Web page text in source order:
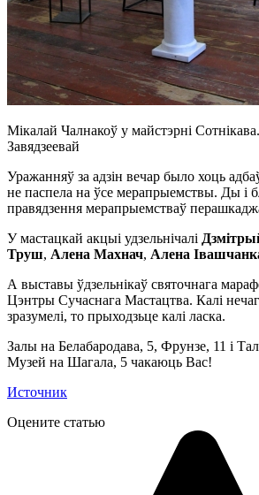
Мікалай Чалнакоў у майстэрні
Завядзеевай
Уражанняў за адзін вечар было хоць
не паспела на ўсе мерапрыемствы. Ды і
правядзення мерапрыемстваў
У мастацкай акцыі удзельнічалі
Труш, Алена Махнач, Алена
А выставы ўдзельнікаў святочнага
Цэнтры Сучаснага Мастацтва. Калі
зразумелі, то прыходзьце калі ласка.
Залы на Белабародава, 5, Фрунзе, 11 і
Музей на Шагала, 5 чакаюць Вас!
Источник
Оцените статью